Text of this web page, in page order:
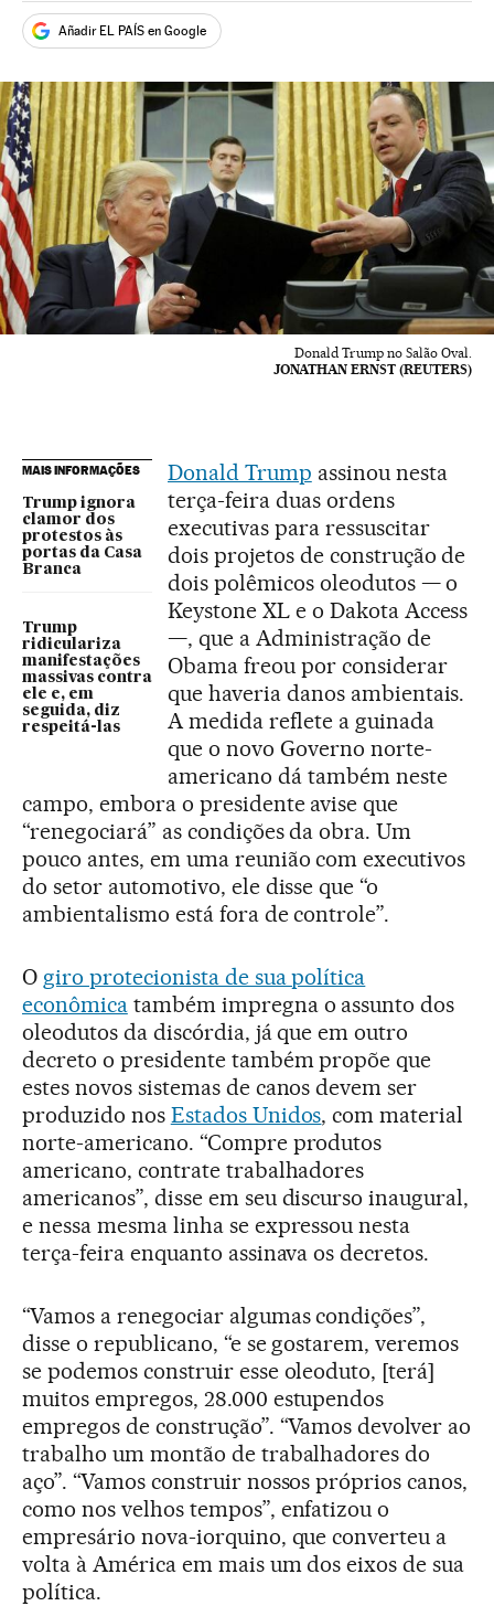
Añadir EL PAÍS en Google
Donald Trump no Salão Oval.
JONATHAN ERNST (REUTERS)
MAIS INFORMAÇÕES
Trump ignora
clamor dos
protestos às
portas da Casa
Branca
Trump
ridiculariza
manifestações
massivas contra
ele e, em
seguida, diz
respeitá-las
Donald Trump assinou nesta
terça-feira duas ordens
executivas para ressuscitar
dois projetos de construção de
dois polêmicos oleodutos — o
Keystone XL e o Dakota Access
—, que a Administração de
Obama freou por considerar
que haveria danos ambientais.
A medida reflete a guinada
que o novo Governo norte-
americano dá também neste
campo, embora o presidente avise que
“renegociará” as condições da obra. Um
pouco antes, em uma reunião com executivos
do setor automotivo, ele disse que “o
ambientalismo está fora de controle”.
O giro protecionista de sua política
econômicatambém impregna o assunto dos
oleodutos da discórdia, já que em outro
decreto o presidente também propõe que
estes novos sistemas de canos devem ser
produzido nos Estados Unidos, com material
norte-americano. “Compre produtos
americano, contrate trabalhadores
americanos”, disse em seu discurso inaugural,
e nessa mesma linha se expressou nesta
terça-feira enquanto assinava os decretos.
“Vamos a renegociar algumas condições”,
disse o republicano, “e se gostarem, veremos
se podemos construir esse oleoduto, [terá]
muitos empregos, 28.000 estupendos
empregos de construção”. “Vamos devolver ao
trabalho um montão de trabalhadores do
aço”. “Vamos construir nossos próprios canos,
como nos velhos tempos”, enfatizou o
empresário nova-iorquino, que converteu a
volta à América em mais um dos eixos de sua
política.